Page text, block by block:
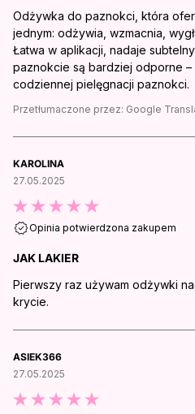
Odżywka do paznokci, która
jednym: odżywia, wzmacnia,
Łatwa w aplikacji, nadaje
paznokcie są bardziej odporne –
codziennej pielęgnacji paznokci.
Przetłumaczone przez: Google
KAROLINA
27.05.2025
Opinia potwierdzona zakupem
JAK LAKIER
Pierwszy raz używam odżywki
krycie.
ASIEK366
27.05.2025